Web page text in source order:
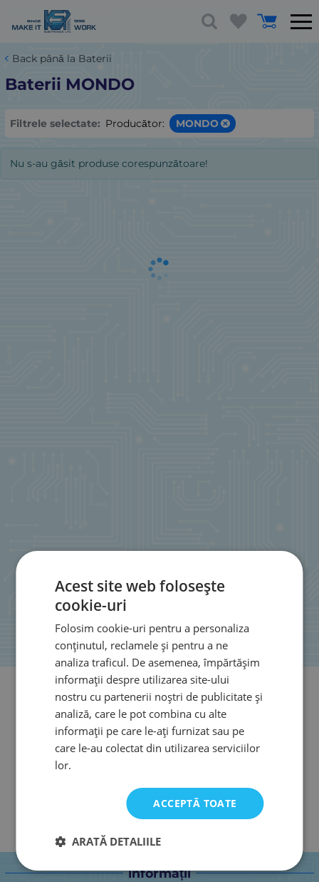
Back până la Baterii
Baterii MONDO
Filtrele selectate: Producător: MONDO
Nu s-au găsit produse corespunzătoare!
informații
Acest site web folosește
cookie-uri
Folosim cookie-uri pentru a personaliza
conținutul, reclamele și pentru a ne
analiza traficul. De asemenea, împărtășim
informații despre utilizarea site-ului
nostru cu partenerii noștri de publicitate și
analiză, care le pot combina cu alte
informații pe care le-ați furnizat sau pe
care le-au colectat din utilizarea serviciilor
lor.
ACCEPTĂ TOATE
ARATĂ DETALIILE